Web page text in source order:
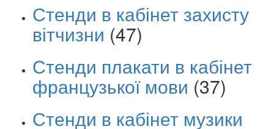
Стенди в кабінет захисту
вітчизни (47)
Стенди плакати в кабінет
французької мови (37)
Стенди в кабінет музики